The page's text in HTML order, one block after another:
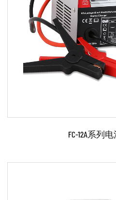
●采用先进的微电脑控制
12/24V铅酸电池充电。 ●充
功能。 ●反极性保护/指示灯
阅读更
FC-12A系列